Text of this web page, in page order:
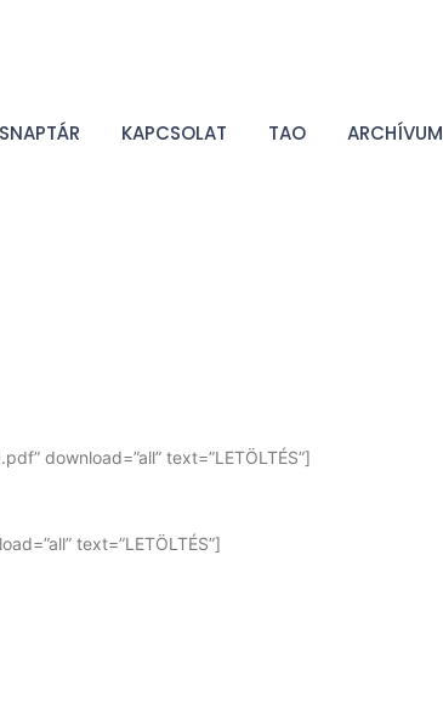
KAPCSOLAT TAO ARCHÍVUM
download=”all” text=”LETÖLTÉS”]
text=”LETÖLTÉS”]